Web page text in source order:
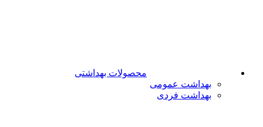
محصولات بهداشتی
بهداشت عمومی
بهداشت فردی